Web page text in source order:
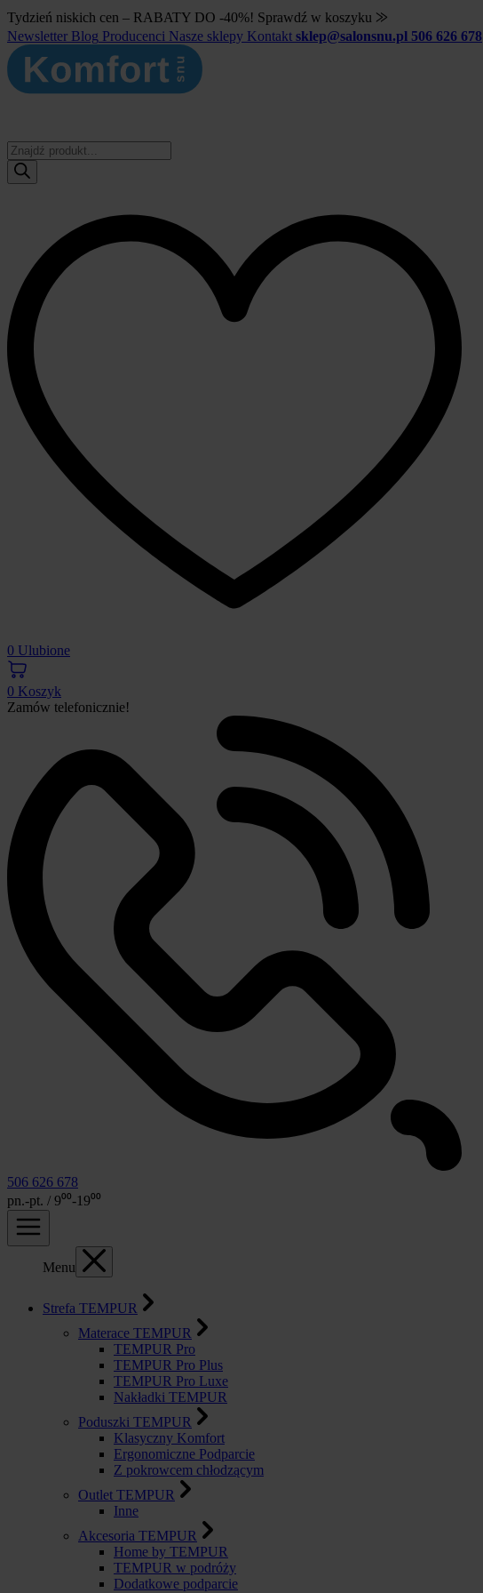
Tydzień niskich cen – RABATY DO -40%! Sprawdź w koszyku ⨠
Newsletter Blog Producenci Nasze sklepy Kontakt sklep@salonsnu.pl 506 626 678
Wyszukiwarka
produktów
0 Ulubione
0 Koszyk
Zamów telefonicznie!
506 626 678
pn.-pt. / 9⁰⁰-19⁰⁰
Menu
Strefa TEMPUR
Materace TEMPUR
TEMPUR Pro
TEMPUR Pro Plus
TEMPUR Pro Luxe
Nakładki TEMPUR
Poduszki TEMPUR
Klasyczny Komfort
Ergonomiczne Podparcie
Z pokrowcem chłodzącym
Outlet TEMPUR
Inne
Akcesoria TEMPUR
Home by TEMPUR
TEMPUR w podróży
Dodatkowe podparcie